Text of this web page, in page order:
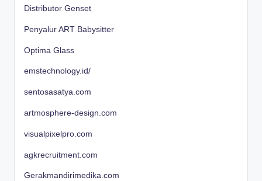
Distributor Genset
Penyalur ART Babysitter
Optima Glass
emstechnology.id/
sentosasatya.com
artmosphere-design.com
visualpixelpro.com
agkrecruitment.com
Gerakmandirimedika.com